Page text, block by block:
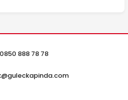
0850 888 78 78